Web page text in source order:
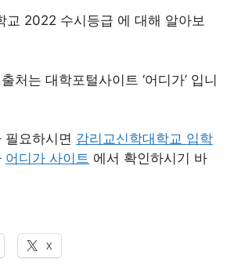
교 2022 수시등급 에 대해 알아보
처는 대학포털사이트 ‘어디가’ 입니
필요하시면 감리교신학대학교 입학
어디가 사이트 에서 확인하시기 바
X